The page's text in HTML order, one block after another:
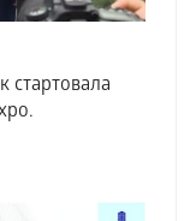
стартовала